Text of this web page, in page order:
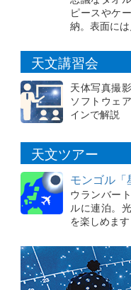
ピースやケ
納。表面には
天文講習会
天体写真撮
ソフトウェ
インで解説
天文ツアー
モンゴル
ウランバー
ルに連泊。
を楽しめます